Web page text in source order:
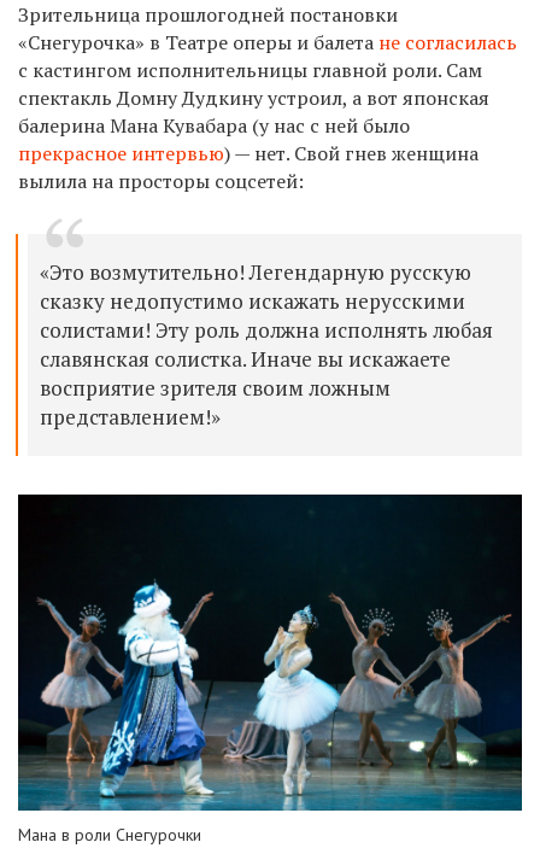
Зрительница прошлогодней постановки
«Снегурочка» в Театре оперы и балета не согласилась
с кастингом исполнительницы главной роли. Сам
спектакль Домну Дудкину устроил, а вот японская
балерина Мана Кувабара (у нас с ней было
прекрасное интервью) — нет. Свой гнев женщина
вылила на просторы соцсетей:
«Это возмутительно! Легендарную русскую
сказку недопустимо искажать нерусскими
солистами! Эту роль должна исполнять любая
славянская солистка. Иначе вы искажаете
восприятие зрителя своим ложным
представлением!»
Мана в роли Снегурочки